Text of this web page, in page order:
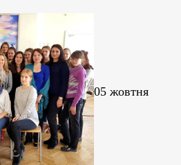
05 жовтня